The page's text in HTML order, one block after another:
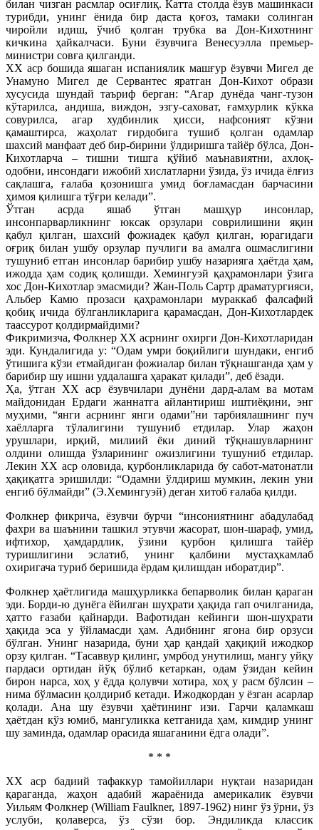
билан чизган расмлар осиғлиқ. Катта столда ёзув машинкаси
турибди, унинг ёнида бир даста қоғоз, тамаки солинган
чиройли идиш, ўчиб қолган трубка ва Дон-Кихотнинг
кичкина ҳайкалчаси. Буни ёзувчига Венесуэлла премьер-
министри совға қилганди.
XX аср бошида яшаган испаниялик машғур ёзувчи Мигел де
Унамуно Мигел де Сервантес яратган Дон-Кихот образи
хусусида шундай таъриф берган: “Агар дунёда чанг-тузон
кўтарилса, андиша, виждон, эзгу-саховат, ғамхурлик кўкка
совурилса, агар худбинлик ҳисси, нафсоният кўзни
қамаштирса, жаҳолат гирдобига тушиб қолган одамлар
шахсий манфаат деб бир-бирини ўлдиришга тайёр бўлса, Дон-
Кихотларча – тишни тишга қўйиб маънавиятни, ахлоқ-
одобни, инсондаги ижобий хислатларни ўзида, ўз ичида ёлғиз
сақлашга, ғалаба қозонишга умид боғламасдан барчасини
ҳимоя қилишга тўғри келади”.
Ўтган асрда яшаб ўтган машҳур инсонлар,
инсонпарварликнинг юксак орзулари соврилишини яқин
қабул қилган, шахсий фожиадек қабул қилган, юрагидаги
оғриқ билан ушбу орзулар пучлиги ва амалга ошмаслигини
тушуниб етган инсонлар барибир ушбу назарияга ҳаётда ҳам,
ижодда ҳам содиқ қолишди. Хемингуэй қаҳрамонлари ўзига
хос Дон-Кихотлар эмасмиди? Жан-Поль Сартр драматургияси,
Альбер Камю прозаси қаҳрамонлари мураккаб фалсафий
қобиқ ичида бўлганликларига қарамасдан, Дон-Кихотлардек
таассурот қолдирмайдими?
Фикримизча, Фолкнер XX асрнинг охирги Дон-Кихотларидан
эди. Кундалигида у: “Одам умри боқийлиги шундаки, енгиб
ўтишига кўзи етмайдиган фожиалар билан тўқнашганда ҳам у
барибир шу ишни уддалашга ҳаракат қилади”, деб ёзади.
Ҳа, ўтган XX аср ёзувчилари дунёни дард-алам ва мотам
майдонидан Ердаги жаннатга айлантириш иштиёқини, энг
муҳими, “янги асрнинг янги одами”ни тарбиялашнинг пуч
хаёлларга тўлалигини тушуниб етдилар. Улар жаҳон
урушлари, ирқий, милиий ёки диний тўқнашувларнинг
олдини олишда ўзларининг ожизлигини тушуниб етдилар.
Лекин XX аср оловида, қурбонликларида бу сабот-матонатли
ҳақиқатга эришилди: “Одамни ўлдириш мумкин, лекин уни
енгиб бўлмайди” (Э.Хемингуэй) деган хитоб ғалаба қилди.
Фолкнер фикрича, ёзувчи бурчи “инсониятнинг абадулабад
фахри ва шаънини ташкил этувчи жасорат, шон-шараф, умид,
ифтихор, ҳамдардлик, ўзини қурбон қилишга тайёр
туришлигини эслатиб, унинг қалбини мустаҳкамлаб
охиригача туриб беришида ёрдам қилишдан иборатдир”.
Фолкнер ҳаётлигида машҳурликка бепарволик билан қараган
эди. Борди-ю дунёга ёйилган шуҳрати ҳақида гап очилганида,
ҳатто ғазаби қайнарди. Вафотидан кейинги шон-шуҳрати
ҳақида эса у ўйламасди ҳам. Адибнинг ягона бир орзуси
бўлган. Унинг назарида, буни ҳар қандай ҳақиқий ижодкор
орзу қилган. “Тасаввур қилинг, умрбод унутилиш, мангу уйқу
пардаси ортидан йўқ бўлиб кетаркан, одам ўзидан кейин
бирон нарса, хоҳ у ёдда қолувчи хотира, хоҳ у расм бўлсин –
нима бўлмасин қолдириб кетади. Ижодкордан у ёзган асарлар
қолади. Ана шу ёзувчи ҳаётининг изи. Гарчи қаламкаш
ҳаётдан кўз юмиб, мангуликка кетганида ҳам, кимдир унинг
шу заминда, одамлар орасида яшаганини ёдга олади”.
* * *
XX аср бадиий тафаккур тамойиллари нуқтаи назаридан
қараганда, жаҳон адабий жараёнида америкалик ёзувчи
Уильям Фолкнер (William Faulkner, 1897-1962) нинг ўз ўрни, ўз
услуби, қолаверса, ўз сўзи бор. Эндиликда классик